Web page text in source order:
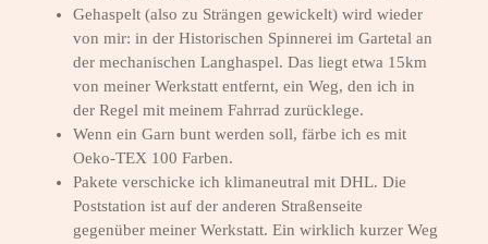
Gehaspelt (also zu Strängen gewickelt) wird wieder
von mir: in der Historischen Spinnerei im Gartetal an
der mechanischen Langhaspel. Das liegt etwa 15km
von meiner Werkstatt entfernt, ein Weg, den ich in
der Regel mit meinem Fahrrad zurücklege.
Wenn ein Garn bunt werden soll, färbe ich es mit
Oeko-TEX 100 Farben.
Pakete verschicke ich klimaneutral mit DHL. Die
Poststation ist auf der anderen Straßenseite
gegenüber meiner Werkstatt. Ein wirklich kurzer Weg